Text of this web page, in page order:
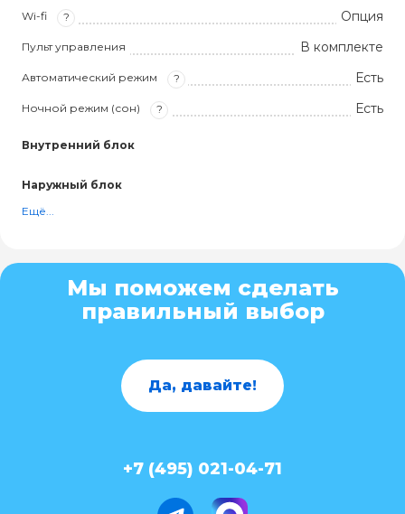
Wi-fi ? Опция
Пульт управления В комплекте
Автоматический режим ? Есть
Ночной режим (сон) ? Есть
Внутренний блок
Наружный блок
Ещё...
Мы поможем сделать
правильный выбор
Да, давайте!
+7 (495) 021-04-71